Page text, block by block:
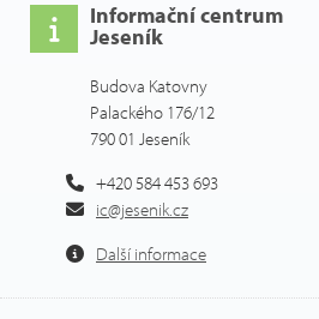
Informační centrum
Jeseník
Budova Katovny
Palackého 176/12
790 01 Jeseník
+420 584 453 693
ic@jesenik.cz
Další informace